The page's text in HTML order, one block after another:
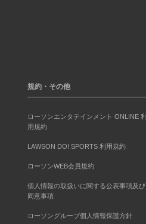
規約・その他
ローソンエンタテインメント ONLINE 利
用規約
LAWSON DO! SPORTS 利用規約
ローソンWEB会員規約
個人情報の取扱いに関する公表事項及び
同意事項
ローソングループ個人情報保護方針